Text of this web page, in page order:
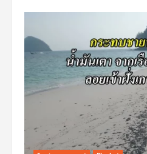
à
pied
à
l’ombre
des
barrages
chinois